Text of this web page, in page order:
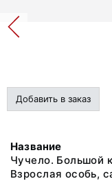
Добавить в заказ
Название
Чучело. Большой
Взрослая особь,